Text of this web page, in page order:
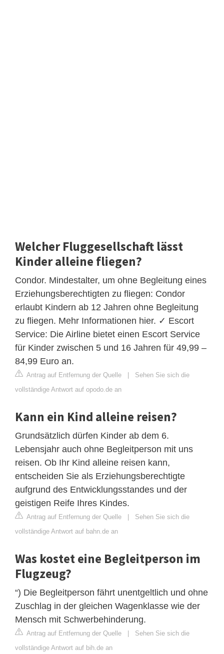
Welcher Fluggesellschaft lässt
Kinder alleine fliegen?
Condor. Mindestalter, um ohne Begleitung eines
Erziehungsberechtigten zu fliegen: Condor
erlaubt Kindern ab 12 Jahren ohne Begleitung
zu fliegen. Mehr Informationen hier. ✓ Escort
Service: Die Airline bietet einen Escort Service
für Kinder zwischen 5 und 16 Jahren für 49,99 –
84,99 Euro an.
Antrag auf Entfernung der Quelle | Sehen Sie sich die
vollständige Antwort auf opodo.de an
Kann ein Kind alleine reisen?
Grundsätzlich dürfen Kinder ab dem 6.
Lebensjahr auch ohne Begleitperson mit uns
reisen. Ob Ihr Kind alleine reisen kann,
entscheiden Sie als Erziehungsberechtigte
aufgrund des Entwicklungsstandes und der
geistigen Reife Ihres Kindes.
Antrag auf Entfernung der Quelle | Sehen Sie sich die
vollständige Antwort auf bahn.de an
Was kostet eine Begleitperson im
Flugzeug?
“) Die Begleitperson fährt unentgeltlich und ohne
Zuschlag in der gleichen Wagenklasse wie der
Mensch mit Schwerbehinderung.
Antrag auf Entfernung der Quelle | Sehen Sie sich die
vollständige Antwort auf bih.de an